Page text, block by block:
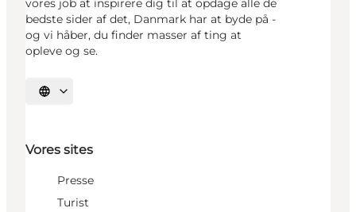
vores job at inspirere dig til at opdage alle de
bedste sider af det, Danmark har at byde på -
og vi håber, du finder masser af ting at
opleve og se.
Vælg sprog
Vores sites
Presse
Turist